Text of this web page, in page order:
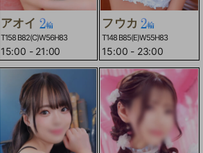
アオイ
T158 B82(C)W56H83
15:00 - 21:00
フウカ
T148 B85(E)W55H83
15:00 - 23:00